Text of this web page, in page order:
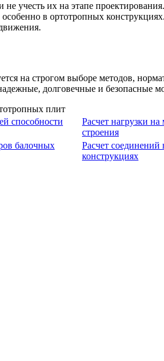
учесть их на этапе проектирования.
в ортотропных конструкциях.
на строгом выборе методов,
долговечные и безопасные
способности
Расчет нагрузки
строения
балочных
Расчет соединений
конструкциях